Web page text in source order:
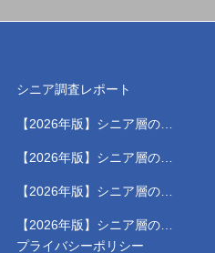
シニア調査レポート
【2026年版】シニア層の健
ート
【2026年版】シニア層のス
レポート
【2026年版】シニア層の健
ート
【2026年版】シニア層の野
菜高騰に関する実態調査レポ
プライバシーポリシー